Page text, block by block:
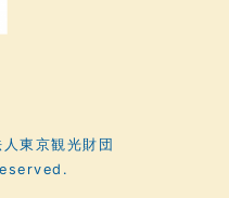
東京観光財団